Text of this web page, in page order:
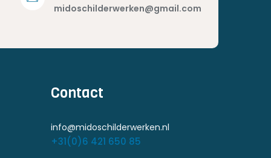
midoschilderwerken@gmail.com
Contact
info@midoschilderwerken.nl
+31(0)6 421 650 85